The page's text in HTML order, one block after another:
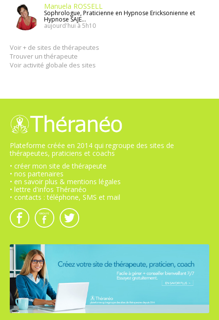
Manuela ROSSELL
Sophrologue, Praticienne en Hypnose Ericksonienne et
Hypnose SAJE...
aujourd'hui à 5h10
Voir + de sites de thérapeutes
Trouver un thérapeute
Voir activité globale des sites
Plateforme créée en 2014 qui regroupe des sites de
thérapeutes, praticiens et coachs
• créer mon site de thérapeute
• nos partenaires
• en savoir plus & mentions légales
• lettre d'infos Théranéo
• contacts : téléphone, SMS et mail